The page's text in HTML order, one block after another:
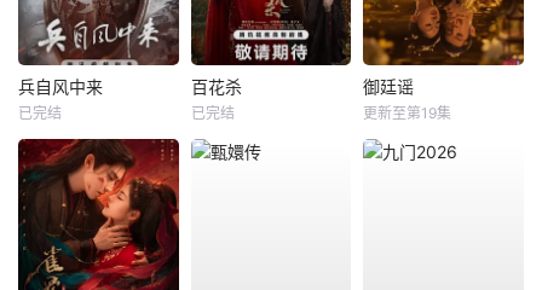
兵自风中来
已完结
百花杀
已完结
御廷谣
更新至第19集